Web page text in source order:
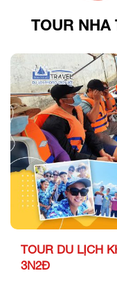
TOUR NHA
TOUR DU LỊCH
3N2Đ